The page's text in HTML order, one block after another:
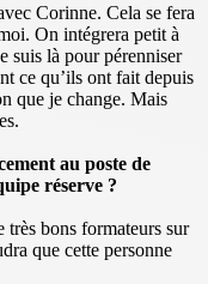
Corinne. Cela se fera
On intégrera petit à
suis là pour pérenniser
ce qu’ils ont fait depuis
que je change. Mais
au poste de
réserve ?
bons formateurs sur
que cette personne